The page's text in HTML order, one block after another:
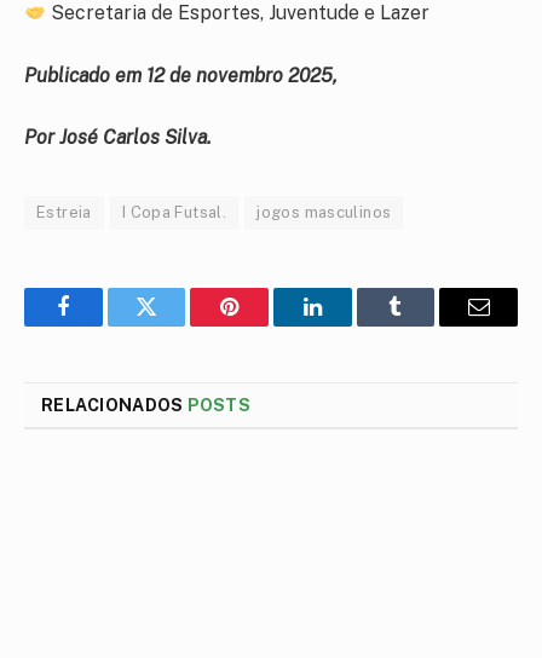
Secretaria de Esportes, Juventude e Lazer
Publicado em 12 de novembro 2025,
Por José Carlos Silva.
Estreia I Copa Futsal. jogos masculinos
FacebookTwitter Pinterest LinkedInTumblr
E-
RELACIONADOS POSTS